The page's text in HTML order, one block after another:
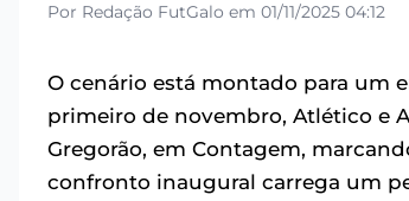
Por Redação FutGalo em 01/11/2025 04:12
O cenário está montado para um
primeiro de novembro, Atlético e
Gregorão, em Contagem,
confronto inaugural carrega um